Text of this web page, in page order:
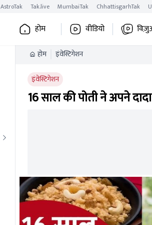
AstroTak Tak.live MumbaiTak ChhattisgarhTak
होम वीडियो
होम इंवेस्टिगेशन
इंवेस्टिगेशन
16 साल की पोती ने अपने